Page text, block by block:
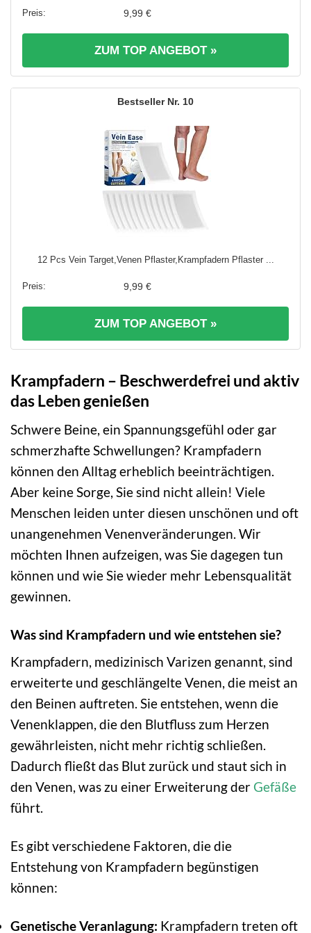
9,99 €
ZUM TOP ANGEBOT »
10
12 Pcs Vein Target,Venen Pflaster,Krampfadern Pflaster ...
9,99 €
ZUM TOP ANGEBOT »
Krampfadern – Beschwerdefrei und aktiv
das Leben genießen
Schwere Beine, ein Spannungsgefühl oder gar
schmerzhafte Schwellungen? Krampfadern
können den Alltag erheblich beeinträchtigen.
Aber keine Sorge, Sie sind nicht allein! Viele
Menschen leiden unter diesen unschönen und oft
unangenehmen Venenveränderungen. Wir
möchten Ihnen aufzeigen, was Sie dagegen tun
können und wie Sie wieder mehr Lebensqualität
gewinnen.
Was sind Krampfadern und wie entstehen sie?
Krampfadern, medizinisch Varizen genannt, sind
erweiterte und geschlängelte Venen, die meist an
den Beinen auftreten. Sie entstehen, wenn die
Venenklappen, die den Blutfluss zum Herzen
gewährleisten, nicht mehr richtig schließen.
Dadurch fließt das Blut zurück und staut sich in
den Venen, was zu einer Erweiterung der Gefäße
führt.
Es gibt verschiedene Faktoren, die die
Entstehung von Krampfadern begünstigen
können:
Genetische Veranlagung: Krampfadern treten oft